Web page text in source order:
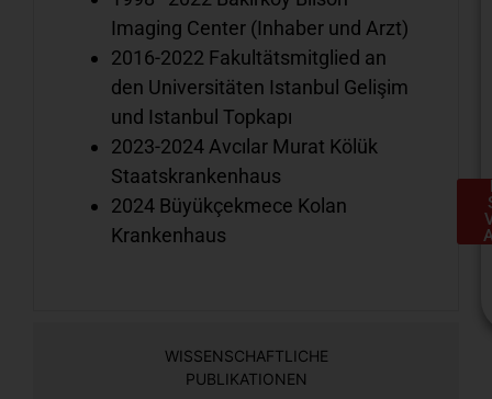
WISSENSCHAFTLICHE
PUBLIKATIONEN
Imaging Center (Inhaber und Arzt)
2016-2022 Fakultätsmitglied an
den Universitäten Istanbul Gelişim
und Istanbul Topkapı
2023-2024 Avcılar Murat Kölük
Staatskrankenhaus
2024 Büyükçekmece Kolan
Krankenhaus